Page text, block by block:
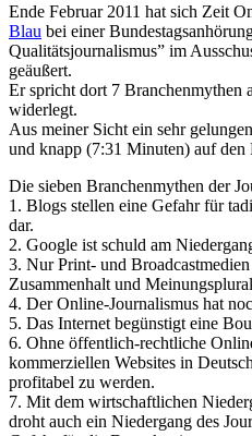
Ende Februar 2011 hat sich Zeit
Blau bei einer
Qualitätsjournalismus” im
geäußert.
Er spricht dort 7 Branchenmythen
widerlegt.
Aus meiner Sicht ein sehr
und knapp (7:31 Minuten) auf den
Die sieben Branchenmythen der
1. Blogs stellen eine Gefahr für
dar.
2. Google ist schuld am
3. Nur Print- und
Zusammenhalt und
4. Der Online-Journalismus hat
5. Das Internet begünstigt eine
6. Ohne öffentlich-rechtliche
kommerziellen Websites in
profitabel zu werden.
7. Mit dem wirtschaftlichen
droht auch ein Niedergang des